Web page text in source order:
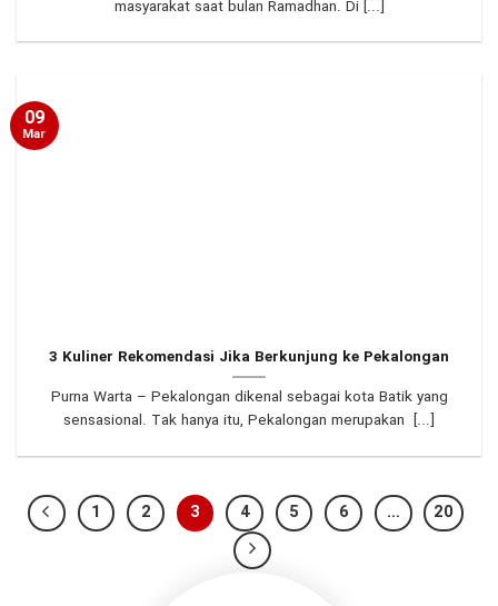
masyarakat saat bulan Ramadhan. Di [...]
3 Kuliner Rekomendasi Jika Berkunjung ke Pekalongan
Purna Warta – Pekalongan dikenal sebagai kota Batik yang
sensasional. Tak hanya itu, Pekalongan merupakan [...]
09
Mar
1 2 3 4 5 6 … 20